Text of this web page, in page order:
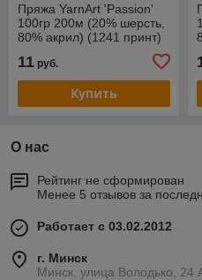
Пряжа YarnArt 'Passion'
100гр 200м (20% шерсть,
80% акрил) (1241 принт)
11 руб.
Купить
О нас
Рейтинг не сформирован
Менее 5 отзывов за
Работает с 03.02.2012
г. Минск
Минск, улица Володько,